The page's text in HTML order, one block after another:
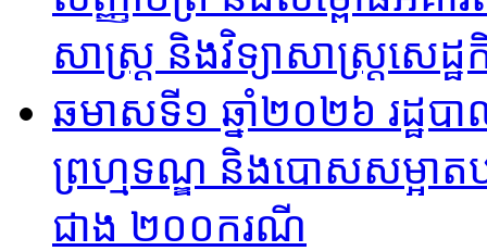
សាស្ត្រ និងវិទ្យាសាស្ត្រសេដ្ឋ
ឆមាសទី១ ឆ្នាំ២០២៦​ រដ្ឋបា
ព្រហ្មទណ្ឌ និងបោសសម្អាតប
ជាង ២០០ករណី